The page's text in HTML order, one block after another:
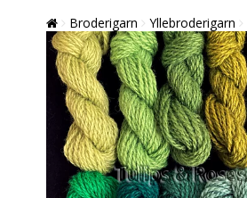
Broderigarn Yllebroderigarn